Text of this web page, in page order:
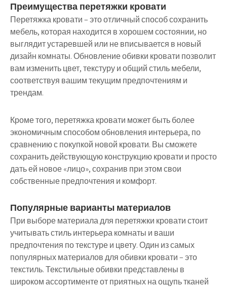
Преимущества перетяжки кровати
Перетяжка кровати – это отличный способ сохранить
мебель, которая находится в хорошем состоянии, но
выглядит устаревшей или не вписывается в новый
дизайн комнаты. Обновление обивки кровати позволит
вам изменить цвет, текстуру и общий стиль мебели,
соответствуя вашим текущим предпочтениям и
трендам.
Кроме того, перетяжка кровати может быть более
экономичным способом обновления интерьера, по
сравнению с покупкой новой кровати. Вы сможете
сохранить действующую конструкцию кровати и просто
дать ей новое «лицо», сохранив при этом свои
собственные предпочтения и комфорт.
Популярные варианты материалов
При выборе материала для перетяжки кровати стоит
учитывать стиль интерьера комнаты и ваши
предпочтения по текстуре и цвету. Один из самых
популярных материалов для обивки кровати – это
текстиль. Текстильные обивки представлены в
широком ассортименте от приятных на ощупь тканей